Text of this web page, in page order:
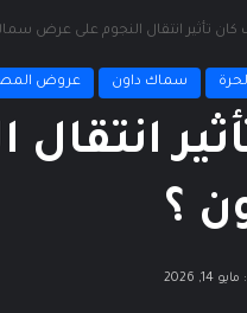
كان تأثير انتقال النجوم على عرض
سماك داون عروض
؟
2026